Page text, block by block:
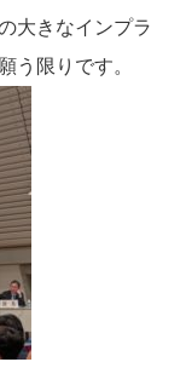
大きなインプラ
う限りです。